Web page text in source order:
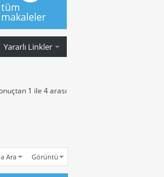
Yararlı Linkler
tüm
makaleler
1 ile 4 arası
Ara Görüntü